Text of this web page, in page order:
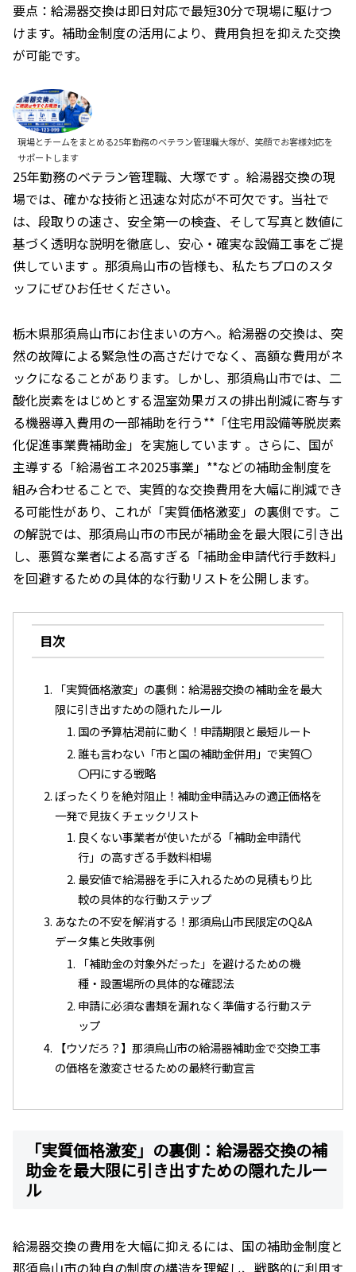
要点：給湯器交換は即日対応で最短30分で現場に駆けつ
けます。補助金制度の活用により、費用負担を抑えた交換
が可能です。
現場とチームをまとめる25年勤務のベテラン管理職大塚が、笑顔でお客様対応を
サポートします
25年勤務のベテラン管理職、大塚です 。給湯器交換の現
場では、確かな技術と迅速な対応が不可欠です。当社で
は、段取りの速さ、安全第一の検査、そして写真と数値に
基づく透明な説明を徹底し、安心・確実な設備工事をご提
供しています 。那須烏山市の皆様も、私たちプロのスタ
ッフにぜひお任せください。
栃木県那須烏山市にお住まいの方へ。給湯器の交換は、突
然の故障による緊急性の高さだけでなく、高額な費用がネ
ックになることがあります。しかし、那須烏山市では、二
酸化炭素をはじめとする温室効果ガスの排出削減に寄与す
る機器導入費用の一部補助を行う**「住宅用設備等脱炭素
化促進事業費補助金」を実施しています 。さらに、国が
主導する「給湯省エネ2025事業」**などの補助金制度を
組み合わせることで、実質的な交換費用を大幅に削減でき
る可能性があり、これが「実質価格激変」の裏側です。こ
の解説では、那須烏山市の市民が補助金を最大限に引き出
し、悪質な業者による高すぎる「補助金申請代行手数料」
を回避するための具体的な行動リストを公開します。
目次
「実質価格激変」の裏側：給湯器交換の補助金を最大
限に引き出すための隠れたルール
国の予算枯渇前に動く！申請期限と最短ルート
誰も言わない「市と国の補助金併用」で実質〇
〇円にする戦略
ぼったくりを絶対阻止！補助金申請込みの適正価格を
一発で見抜くチェックリスト
良くない事業者が使いたがる「補助金申請代
行」の高すぎる手数料相場
最安値で給湯器を手に入れるための見積もり比
較の具体的な行動ステップ
あなたの不安を解消する！那須烏山市民限定のQ&A
データ集と失敗事例
「補助金の対象外だった」を避けるための機
種・設置場所の具体的な確認法
申請に必須な書類を漏れなく準備する行動ステ
ップ
【ウソだろ？】那須烏山市の給湯器補助金で交換工事
の価格を激変させるための最終行動宣言
「実質価格激変」の裏側：給湯器交換の補
助金を最大限に引き出すための隠れたルー
ル
給湯器交換の費用を大幅に抑えるには、国の補助金制度と
那須烏山市の独自の制度の構造を理解し、戦略的に利用す